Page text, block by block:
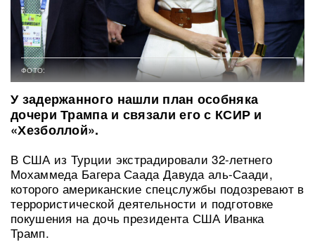
ФОТО:
У задержанного нашли план особняка
дочери Трампа и связали его с КСИР и
«Хезболлой».
В США из Турции экстрадировали 32-летнего
Мохаммеда Багера Саада Давуда аль-Саади,
которого американские спецслужбы подозревают в
террористической деятельности и подготовке
покушения на дочь президента США Иванка
Трамп.